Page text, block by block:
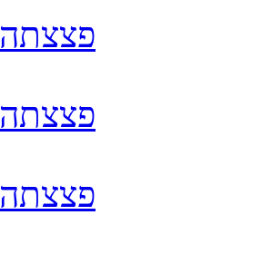
פצצתה 5
פצצתה 3
פצצתה 4